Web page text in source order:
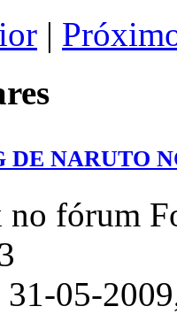
|
DE NARUTO
no fórum
31-05-